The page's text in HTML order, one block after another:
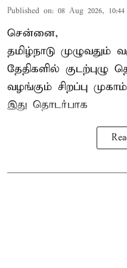
Published on: 08 Aug 2026,
சென்னை,
தமிழ்நாடு முழுவதும்
தேதிகளில் குடற்புழு
வழங்கும் சிறப்பு
இது தொடர்பாக